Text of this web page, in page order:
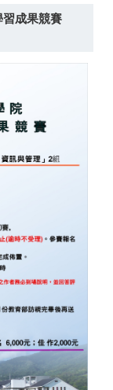
習成果競賽